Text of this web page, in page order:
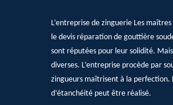
L’entreprise de zinguerie Les
le devis réparation de gouttière
sont réputées pour leur solidité.
diverses. L’entreprise procède par
zingueurs maîtrisent à la perfection.
d’étanchéité peut être réalisé.